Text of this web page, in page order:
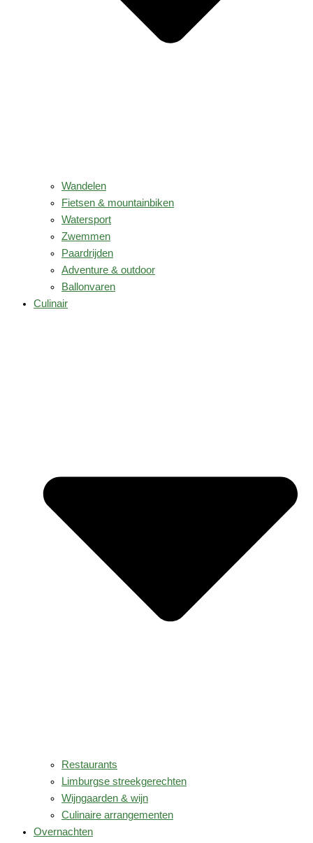
Wandelen
Fietsen & mountainbiken
Watersport
Zwemmen
Paardrijden
Adventure & outdoor
Ballonvaren
Culinair
Restaurants
Limburgse streekgerechten
Wijngaarden & wijn
Culinaire arrangementen
Overnachten